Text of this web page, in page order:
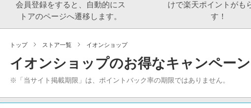
会員登録をすると、自動的にス
トアのページへ遷移します。
けで楽天ポイントがも
す！
トップ ストア一覧 イオンショップ
イオンショップのお得なキャンペーン
※「当サイト掲載期限」は、ポイントバック率の期限ではありません。